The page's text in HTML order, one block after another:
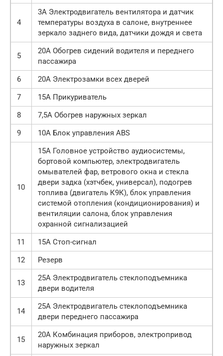
4
3А Электродвигатель вентилятора и датчик
температуры воздуха в салоне, внутреннее
зеркало заднего вида, датчики дождя и света
5
20А Обогрев сидений водителя и переднего
пассажира
6
20А Электрозамки всех дверей
7
15А Прикуриватель
8
7,5А Обогрев наружных зеркал
9
10А Блок управления ABS
10
15А Головное устройство аудиосистемы,
бортовой компьютер, электродвигатель
омывателей фар, ветрового окна и стекла
двери задка (хэтчбек, универсал), подогрев
топлива (двигатель К9К), блок управления
системой отопления (кондициони­рования) и
вентиляции салона, блок управления
охранной сигнализацией
11
15А Стоп-сигнал
12
Резерв
13
25А Электродвигатель стеклоподъемника
двери водителя
14
25А Электродвигатель стеклоподъемника
двери перед­него пассажира
15
20А Комбинация приборов, электропривод
наружных зеркал